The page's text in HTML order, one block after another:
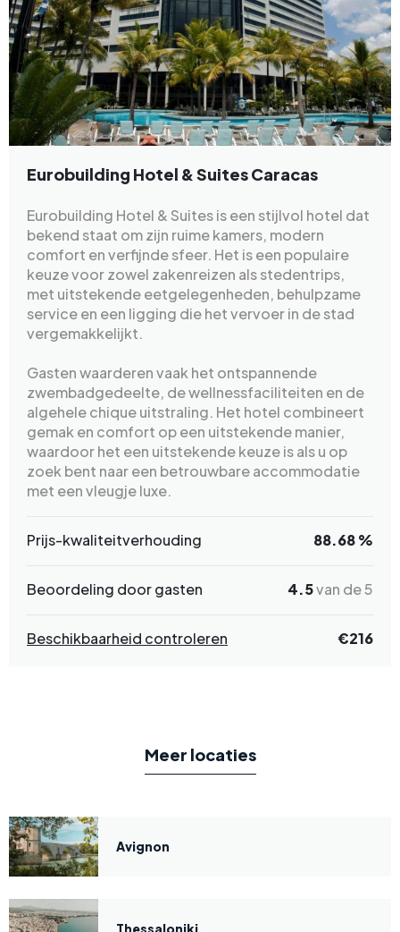
Eurobuilding Hotel & Suites Caracas
Eurobuilding Hotel & Suites is een stijlvol hotel dat
bekend staat om zijn ruime kamers, modern
comfort en verfijnde sfeer. Het is een populaire
keuze voor zowel zakenreizen als stedentrips,
met uitstekende eetgelegenheden, behulpzame
service en een ligging die het vervoer in de stad
vergemakkelijkt.
Gasten waarderen vaak het ontspannende
zwembadgedeelte, de wellnessfaciliteiten en de
algehele chique uitstraling. Het hotel combineert
gemak en comfort op een uitstekende manier,
waardoor het een uitstekende keuze is als u op
zoek bent naar een betrouwbare accommodatie
met een vleugje luxe.
Prijs-kwaliteitverhouding 88.68 %
Beoordeling door gasten 4.5van de 5
Beschikbaarheid controleren €216
Meer locaties
Avignon
Thessaloniki